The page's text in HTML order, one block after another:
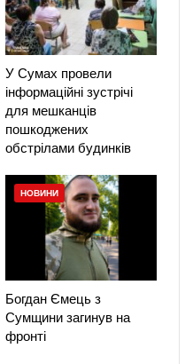
У Сумах провели
інформаційні зустрічі
для мешканців
пошкоджених
обстрілами будинків
НОВИНИ
Богдан Ємець з
Сумщини загинув на
фронті